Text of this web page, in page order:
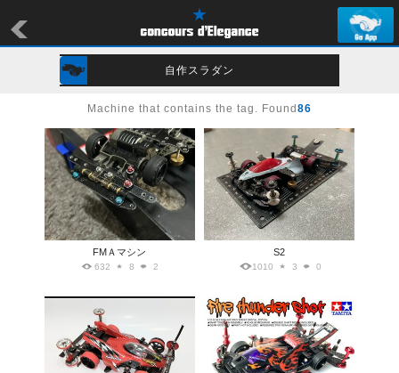
自作スラダン
Machine that contains the tag. Found 86
FMＡマシン
632 8 2
S2
1010 3 0